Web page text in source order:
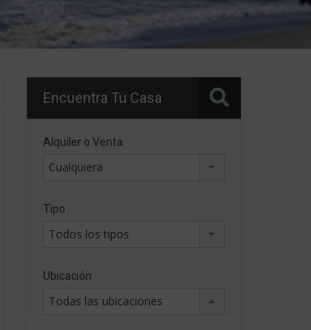
Encuentra Tu Casa
Alquiler o Venta
Cualquiera
Tipo
Todos los tipos
Ubicación
Todas las ubicaciones